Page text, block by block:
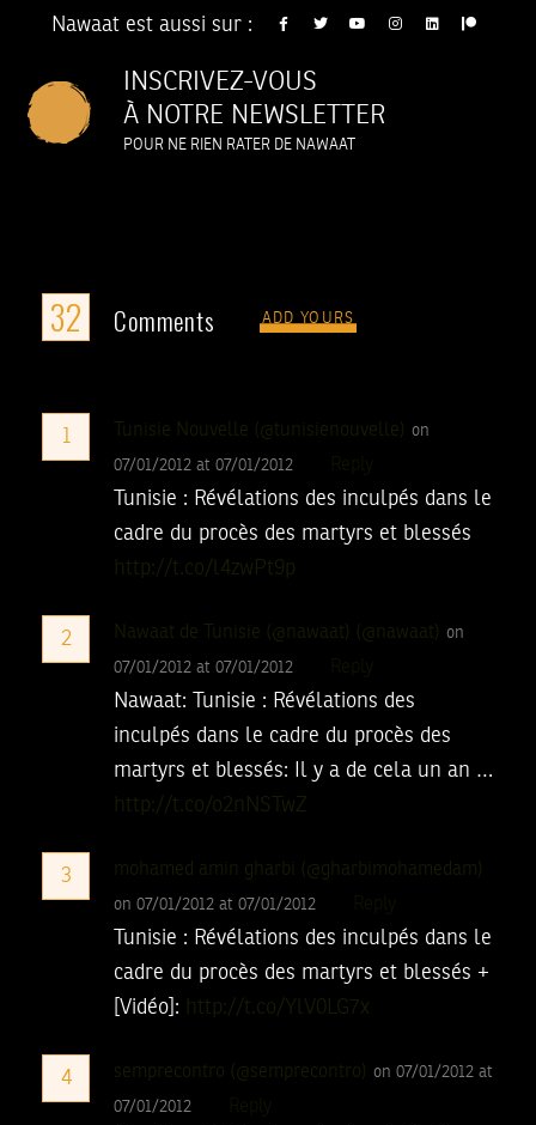
Nawaat est aussi sur :
INSCRIVEZ-VOUS
À NOTRE NEWSLETTER
POUR NE RIEN RATER DE NAWAAT
32 Comments ADD YOURS
1 Tunisie Nouvelle (@tunisienouvelle) on
07/01/2012 at 07/01/2012
Tunisie : Révélations des inculpés dans le
cadre du procès des martyrs et blessés
http://t.co/l4zwPt9p
2 Nawaat de Tunisie (@nawaat) (@nawaat) on
07/01/2012 at 07/01/2012
Nawaat: Tunisie : Révélations des
inculpés dans le cadre du procès des
martyrs et blessés: Il y a de cela un an …
http://t.co/o2nNSTwZ
3 mohamed amin gharbi (@gharbimohamedam)
on 07/01/2012 at 07/01/2012
Tunisie : Révélations des inculpés dans le
cadre du procès des martyrs et blessés +
[Vidéo]:
http://t.co/YlV0LG7x
4 semprecontro (@semprecontro) on 07/01/2012 at
07/01/2012